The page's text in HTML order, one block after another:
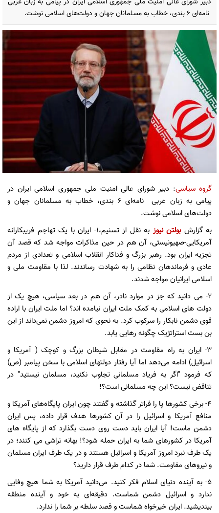
نامه‌ای ۶ بندی، خطاب به مسلمانان جهان و دولت‌های اسلامی نوشت.
گروه سیاسی: دبیر شورای عالی امنیت ملی جمهوری اسلامی ایران در
پیامی به زبان عربی نامه‌ای ۶ بندی، خطاب به مسلمانان جهان و
دولت‌های اسلامی نوشت.
به گزارشبولتن نیوز
به نقل از تسنیم،1- ایران با یک تهاجم فریبکارانه
آمریکایی-صهیونیستی، آن هم در حین مذاکرات مواجه شد که قصد آن
تجزیه ایران بود. رهبر بزرگ و فداکار انقلاب اسلامی و تعدادی از مردم
عادی و فرماندهان نظامی را به شهادت رساندند. لذا با مقاومت ملی و
اسلامی ایرانیان مواجه شدند.
۲- می دانید که جز در موارد نادر، آن هم در بعد سیاسی، هیچ یک از
دولت های اسلامی به کمک ملت ایران نیامده اند؟ اما ملت ایران با اراده
قوی دشمن نابکار را سرکوب کرد. به نحوی که امروز دشمن نمی‌داند از این
بن بست استراتژیک چگونه رهایی یابد.
۳- ایران به راه مقاومت در مقابل شیطان بزرگ و کوچک ( آمریکا و
اسرائیل) ادامه می‌دهد اما آیا رفتار دولتهای اسلامی با سخن پیامبر (ص)
که فرمود "اگر به فریاد مسلمانی تجاوب نکنید، مسلمان نیستید" در
تناقض نیست؟ این چه مسلمانی است؟!
۴- برخی کشورها پا را فراتر گذاشته و گفتند چون ایران پایگاه‌های آمریکا و
منافع آمریکا و اسرائیل را در آن کشورها هدف قرار داده، پس ایران
دشمن ماست! آیا ایران باید دست روی دست بگذارد که از پایگاه های
آمریکا در کشورهای شما به ایران حمله شود؟! بهانه تراشی می کنند؛ در
یک طرف نبرد امروز آمریکا و اسرائیل هستند و در یک طرف ایران مسلمان
و نیروهای مقاومت. شما در کدام طرف قرار دارید؟
۵- به آینده دنیای اسلام فکر کنید. می‌دانید آمریکا به شما هیچ وفایی
ندارد و اسرائیل دشمن شماست. دقیقه‌ای به خود و آینده منطقه
بیندیشید. ایران خیرخواه شماست و قصد سلطه بر شما را ندارد.